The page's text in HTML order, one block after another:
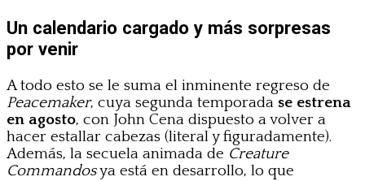
Un calendario cargado y más sorpresas
por venir
A todo esto se le suma el inminente regreso de
Peacemaker, cuya segunda temporada se estrena
en agosto, con John Cena dispuesto a volver a
hacer estallar cabezas (literal y figuradamente).
Además, la secuela animada de Creature
Commandosya está en desarrollo, lo que